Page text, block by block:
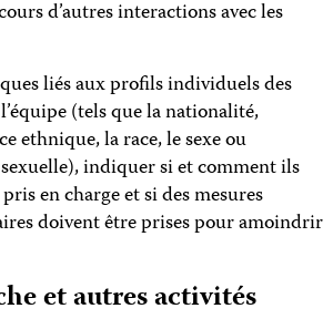
d’autres interactions avec les
liés aux profils individuels des
(tels que la nationalité,
ethnique, la race, le sexe ou
indiquer si et comment ils
en charge et si des mesures
doivent être prises pour amoindrir
et autres activités